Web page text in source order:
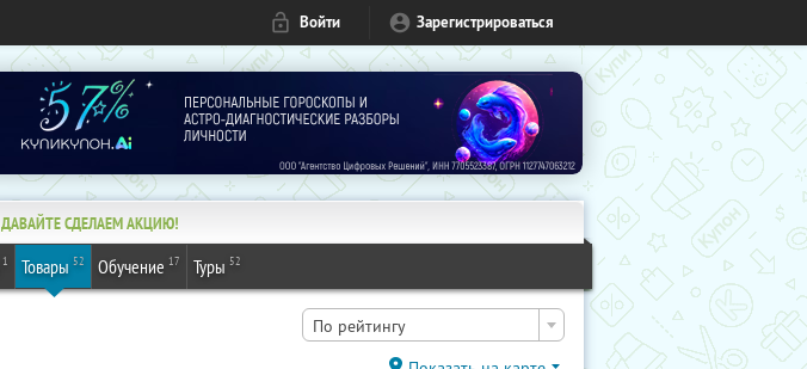
Войти Зарегистрироваться
ДАВАЙТЕ СДЕЛАЕМ АКЦИЮ!
1 Товары 52 Обучение 17 Туры 52
По рейтингу